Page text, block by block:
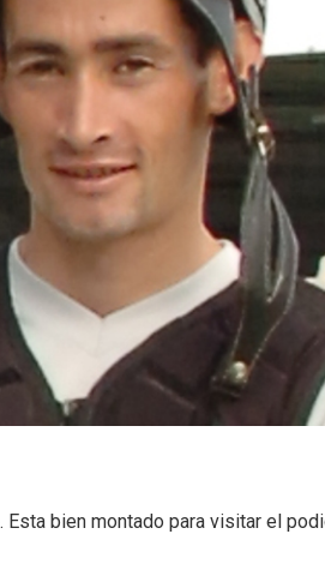
bien montado para visitar el